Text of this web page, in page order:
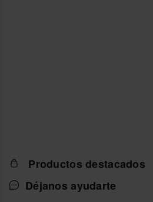
Productos destacados
Déjanos ayudarte